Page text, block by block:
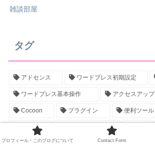
雑談部屋
タグ
アドセンス ワードプレス初期設定
ワードプレス基本操作 アクセスアップ
Cocoon プラグイン 便利ツール
記事ネタ サブディレクトリ
手続き プロフィール マインド
プロフィール・このブログについて Contact Form